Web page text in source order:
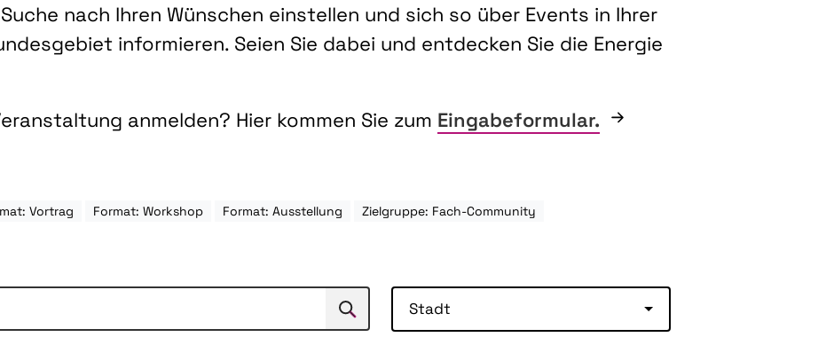
nach Ihren Wünschen einstellen und sich so über Events in Ihrer
informieren. Seien Sie dabei und entdecken Sie die Energie
anmelden? Hier kommen Sie zum Eingabeformular.
Vortrag Format: Workshop Format: Ausstellung
Zielgruppe: Fach-Community
Suchen Stadt